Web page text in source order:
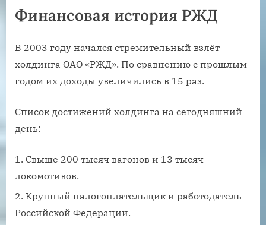
Финансовая история РЖД
В 2003 году начался стремительный взлёт
холдинга ОАО «РЖД». По сравнению с прошлым
годом их доходы увеличились в 15 раз.
Список достижений холдинга на сегодняшний
день:
Свыше 200 тысяч вагонов и 13 тысяч
локомотивов.
Крупный налогоплательщик и работодатель
Российской Федерации.